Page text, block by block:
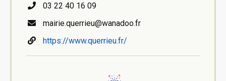
03 22 40 16 09
mairie.querrieu@wanadoo.fr
https://www.querrieu.fr/